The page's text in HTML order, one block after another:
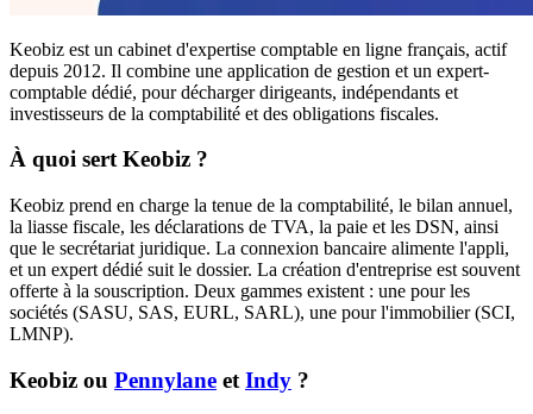
Keobiz est un cabinet d'expertise comptable en ligne français, actif
depuis 2012. Il combine une application de gestion et un expert-
comptable dédié, pour décharger dirigeants, indépendants et
investisseurs de la comptabilité et des obligations fiscales.
À quoi sert Keobiz ?
Keobiz prend en charge la tenue de la comptabilité, le bilan annuel,
la liasse fiscale, les déclarations de TVA, la paie et les DSN, ainsi
que le secrétariat juridique. La connexion bancaire alimente l'appli,
et un expert dédié suit le dossier. La création d'entreprise est souvent
offerte à la souscription. Deux gammes existent : une pour les
sociétés (SASU, SAS, EURL, SARL), une pour l'immobilier (SCI,
LMNP).
Keobiz ou Pennylane et Indy ?